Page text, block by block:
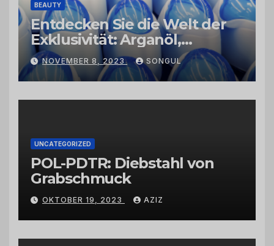
BEAUTY
Entdecken Sie die Welt der
Exklusivität: Arganöl,
Kaktusfeigenkernöl und
Schwarzkümmelöl von
vertrauenswürdigen
Großhändlern und Anbietern
NOVEMBER 8, 2023 SONGUL
UNCATEGORIZED
POL-PDTR: Diebstahl von
Grabschmuck
OKTOBER 19, 2023 AZIZ